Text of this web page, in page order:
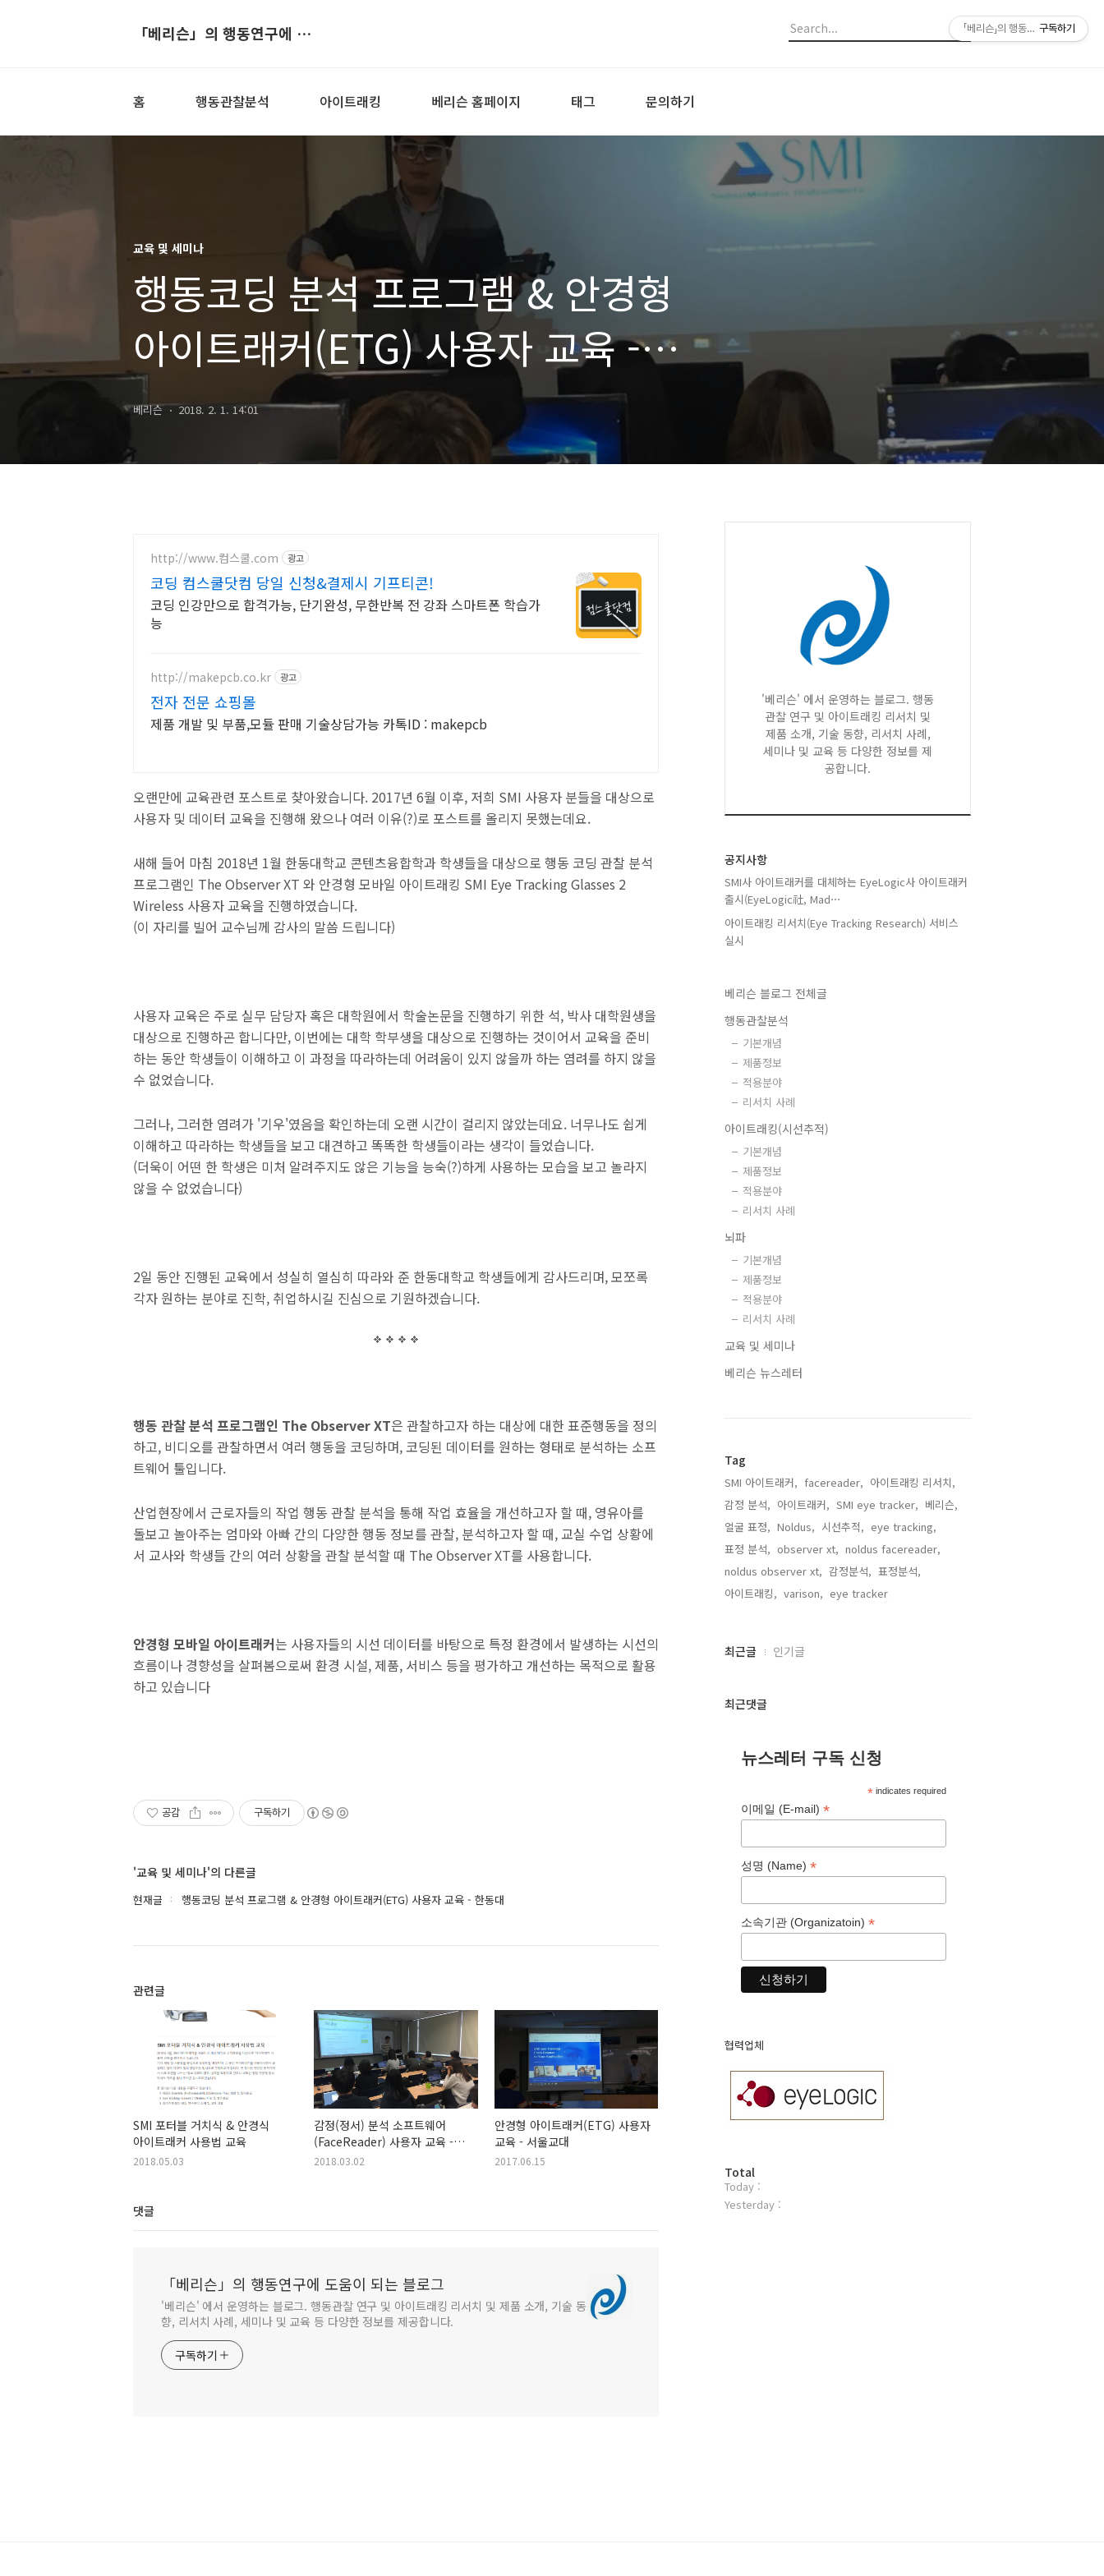
「베리슨」의 행동연구에 도움이 되는 블로그
홈 행동관찰분석 아이트래킹 베리슨 홈페이지 태그 문의하기
교육 및 세미나
행동코딩 분석 프로그램 & 안경형
아이트래커(ETG) 사용자 교육 -
한동대
베리슨 2018. 2. 1. 14:01
http://www.컴스쿨.com 광고
코딩 컴스쿨닷컴 당일 신청&결제시 기프티콘!
코딩 인강만으로 합격가능, 단기완성, 무한반복 전 강좌 스마트폰 학습가
능
http://makepcb.co.kr 광고
전자 전문 쇼핑몰
제품 개발 및 부품,모듈 판매 기술상담가능 카톡ID : makepcb
오랜만에 교육관련 포스트로 찾아왔습니다. 2017년 6월 이후, 저희 SMI 사용자 분들을 대상으로
사용자 및 데이터 교육을 진행해 왔으나 여러 이유(?)로 포스트를 올리지 못했는데요.
새해 들어 마침 2018년 1월 한동대학교 콘텐츠융합학과 학생들을 대상으로 행동 코딩 관찰 분석
프로그램인 The Observer XT 와 안경형 모바일 아이트래킹 SMI Eye Tracking Glasses 2
Wireless 사용자 교육을 진행하였습니다.
(이 자리를 빌어 교수님께 감사의 말씀 드립니다)
사용자 교육은 주로 실무 담당자 혹은 대학원에서 학술논문을 진행하기 위한 석, 박사 대학원생을
대상으로 진행하곤 합니다만, 이번에는 대학 학부생을 대상으로 진행하는 것이어서 교육을 준비
하는 동안 학생들이 이해하고 이 과정을 따라하는데 어려움이 있지 않을까 하는 염려를 하지 않을
수 없었습니다.
그러나, 그러한 염려가 '기우'였음을 확인하는데 오랜 시간이 걸리지 않았는데요. 너무나도 쉽게
이해하고 따라하는 학생들을 보고 대견하고 똑똑한 학생들이라는 생각이 들었습니다.
(더욱이 어떤 한 학생은 미처 알려주지도 않은 기능을 능숙(?)하게 사용하는 모습을 보고 놀라지
않을 수 없었습니다)
2일 동안 진행된 교육에서 성실히 열심히 따라와 준 한동대학교 학생들에게 감사드리며, 모쪼록
각자 원하는 분야로 진학, 취업하시길 진심으로 기원하겠습니다.
행동 관찰 분석 프로그램인 The Observer XT은 관찰하고자 하는 대상에 대한 표준행동을 정의
하고, 비디오를 관찰하면서 여러 행동을 코딩하며, 코딩된 데이터를 원하는 형태로 분석하는 소프
트웨어 툴입니다.
산업현장에서 근로자들의 작업 행동 관찰 분석을 통해 작업 효율을 개선하고자 할 때, 영유아를
돌보고 놀아주는 엄마와 아빠 간의 다양한 행동 정보를 관찰, 분석하고자 할 때, 교실 수업 상황에
서 교사와 학생들 간의 여러 상황을 관찰 분석할 때 The Observer XT를 사용합니다.
안경형 모바일 아이트래커는 사용자들의 시선 데이터를 바탕으로 특정 환경에서 발생하는 시선의
흐름이나 경향성을 살펴봄으로써 환경 시설, 제품, 서비스 등을 평가하고 개선하는 목적으로 활용
하고 있습니다
공감 구독하기
'교육 및 세미나'의 다른글
현재글 행동코딩 분석 프로그램 & 안경형 아이트래커(ETG) 사용자 교육 - 한동대
관련글
SMI 포터블 거치식 & 안경식
아이트래커 사용법 교육
2018.05.03
감정(정서) 분석 소프트웨어
(FaceReader) 사용자 교육 -
서울대
2018.03.02
안경형 아이트래커(ETG) 사용자
교육 - 서울교대
2017.06.15
댓글
「베리슨」의 행동연구에 도움이 되는 블로그
'베리슨' 에서 운영하는 블로그. 행동관찰 연구 및 아이트래킹 리서치 및 제품 소개, 기술 동
향, 리서치 사례, 세미나 및 교육 등 다양한 정보를 제공합니다.
구독하기
'베리슨' 에서 운영하는 블로그. 행동
관찰 연구 및 아이트래킹 리서치 및
제품 소개, 기술 동향, 리서치 사례,
세미나 및 교육 등 다양한 정보를 제
공합니다.
공지사항
SMI사 아이트래커를 대체하는 EyeLogic사 아이트래커
출시(EyeLogic社, Mad⋯
아이트래킹 리서치(Eye Tracking Research) 서비스
실시
베리슨 블로그 전체글
행동관찰분석
기본개념
제품정보
적용분야
리서치 사례
아이트래킹(시선추적)
기본개념
제품정보
적용분야
리서치 사례
뇌파
기본개념
제품정보
적용분야
리서치 사례
교육 및 세미나
베리슨 뉴스레터
Tag
SMI 아이트래커, facereader, 아이트래킹 리서치,
감정 분석, 아이트래커, SMI eye tracker, 베리슨,
얼굴 표정, Noldus, 시선추적, eye tracking,
표정 분석, observer xt, noldus facereader,
noldus observer xt, 감정분석, 표정분석,
아이트래킹, varison, eye tracker,
최
과
최근글 인기글
최근댓글
뉴스레터 구독 신청
*indicates required
이메일 (E-mail) *
성명 (Name) *
소속기관 (Organizatoin) *
협력업체
방
문
자
Total
Today :
Yesterday :
「베리슨」의 행동연구에 도움이 되
구독하기